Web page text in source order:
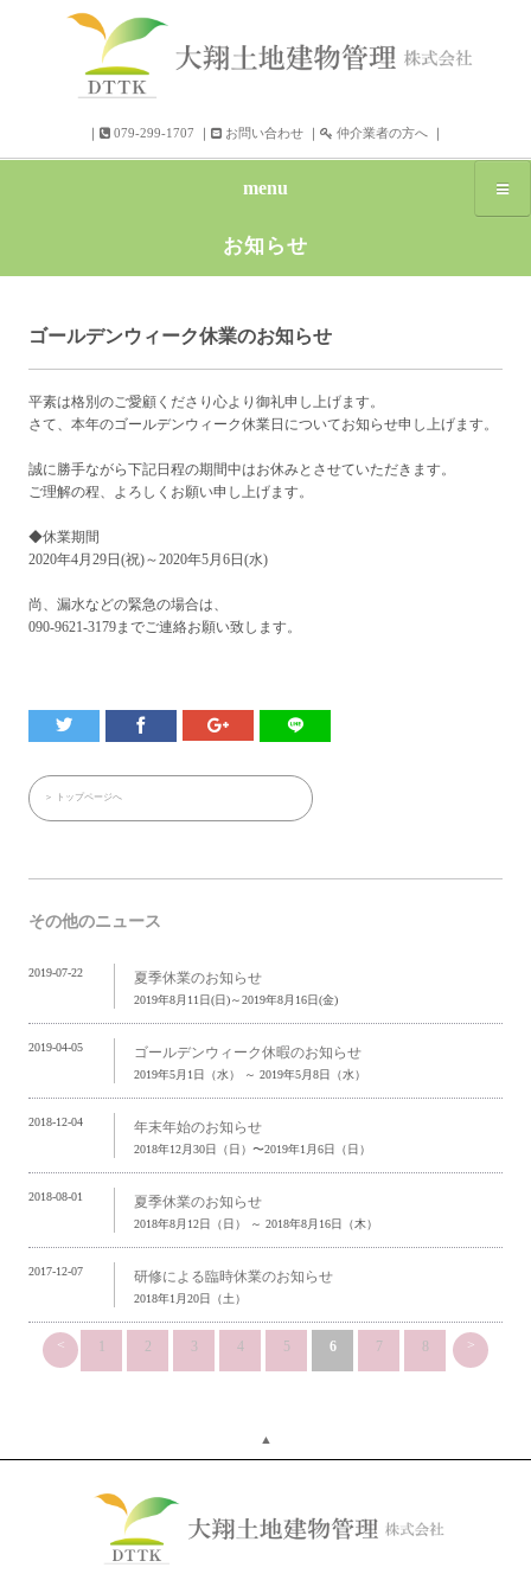
｜ 079-299-1707 ｜ お問い合わせ ｜ 仲介業者の方へ ｜
menu
お知らせ
ゴールデンウィーク休業のお知らせ
平素は格別のご愛顧くださり心より御礼申し上げます。
さて、本年のゴールデンウィーク休業日についてお知らせ申し上げます。
誠に勝手ながら下記日程の期間中はお休みとさせていただきます。
ご理解の程、よろしくお願い申し上げます。
◆休業期間
2020年4月29日(祝)～2020年5月6日(水)
尚、漏水などの緊急の場合は、
090-9621-3179までご連絡お願い致します。
＞ トップページへ
その他のニュース
2019-07-22 夏季休業のお知らせ
2019年8月11日(日)～2019年8月16日(金)
2019-04-05 ゴールデンウィーク休暇のお知らせ
2019年5月1日（水） ～ 2019年5月8日（水）
2018-12-04 年末年始のお知らせ
2018年12月30日（日）〜2019年1月6日（日）
2018-08-01 夏季休業のお知らせ
2018年8月12日（日） ～ 2018年8月16日（木）
2017-12-07 研修による臨時休業のお知らせ
2018年1月20日（土）
< 1 2 3 4 5 6 7 8 >
▲